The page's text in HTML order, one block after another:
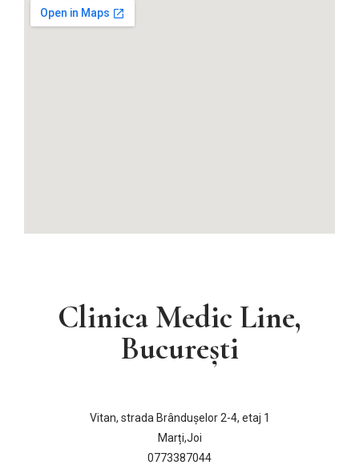
Clinica Medic Line,
București
Vitan, strada Brândușelor 2-4, etaj 1
Marți,Joi
0773387044